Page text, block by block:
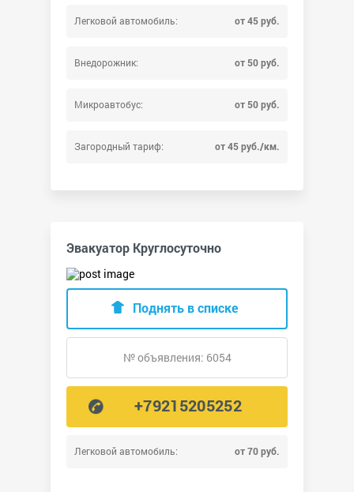
Легковой автомобиль: от 45 руб.
Внедорожник: от 50 руб.
Микроавтобус: от 50 руб.
Загородный тариф: от 45 руб./км.
Эвакуатор Круглосуточно
Легковой автомобиль: от 70 руб.
Поднять в списке
№ объявления: 6054
+79215205252